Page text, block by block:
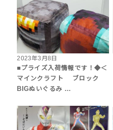
2023年3月8日
■プライズ入荷情報です！◆＜
マインクラフト ブロック
BIGぬいぐるみ …